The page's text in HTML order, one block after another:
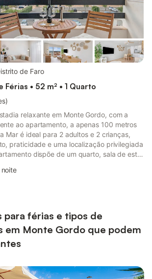
de Faro
• 52 m² • 1 Quarto
)
relaxante em Monte Gordo, com a
ao apartamento, a apenas 100 metros
Mar é ideal para 2 adultos e 2 crianças,
praticidade e uma localização privilegiada
dispõe de um quarto, sala de estar
inclui Wi-Fi, televisão, máquina de
noite
para férias e tipos de
em Monte Gordo que podem